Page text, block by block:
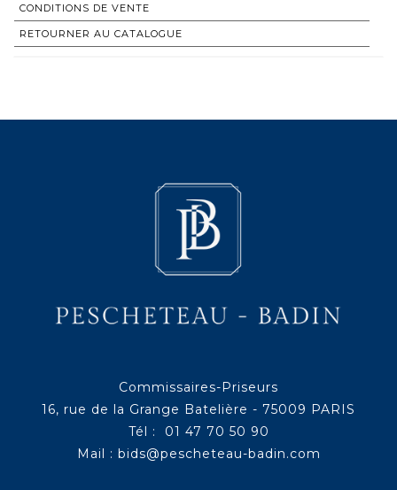
CONDITIONS DE VENTE
RETOURNER AU CATALOGUE
Commissaires-Priseurs
16, rue de la Grange Batelière - 75009 PARIS
Tél : 01 47 70 50 90
Mail : bids@pescheteau-badin.com